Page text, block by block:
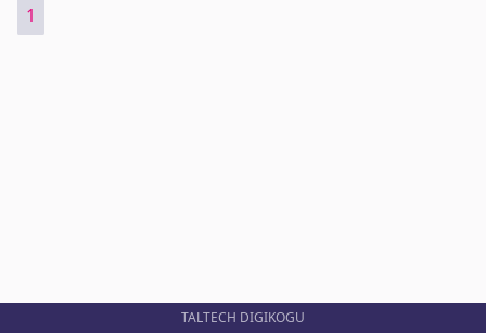
1
TALTECH DIGIKOGU